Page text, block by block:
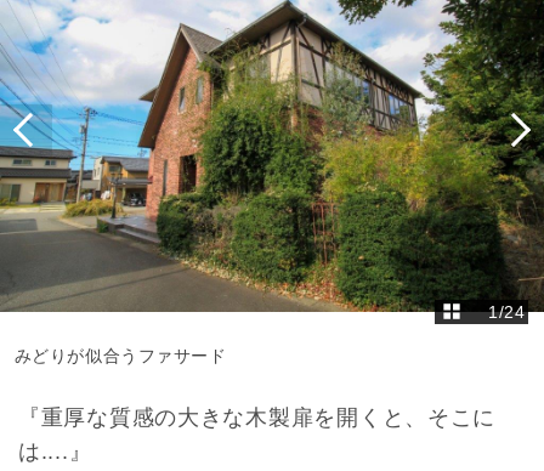
1/24
みどりが似合うファサード
『重厚な質感の大きな木製扉を開くと、そこに
は....』